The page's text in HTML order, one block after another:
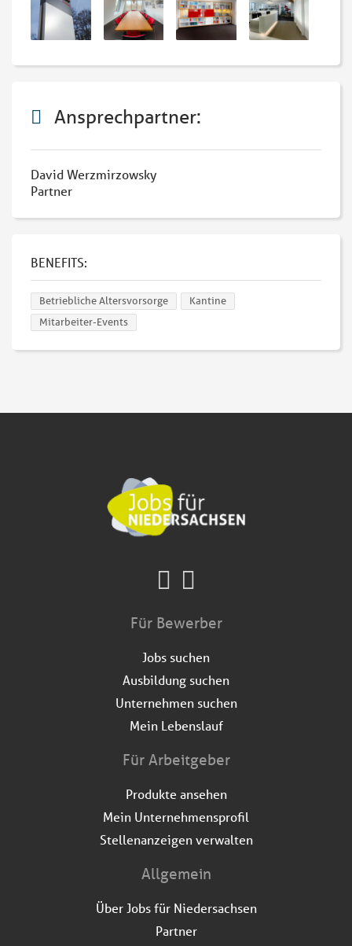
Ansprechpartner:
David Werzmirzowsky
Partner
BENEFITS:
Betriebliche Altersvorsorge
Kantine
Mitarbeiter-Events
Für Bewerber
Jobs suchen
Ausbildung suchen
Unternehmen suchen
Mein Lebenslauf
Für Arbeitgeber
Produkte ansehen
Mein Unternehmensprofil
Stellenanzeigen verwalten
Allgemein
Über Jobs für Niedersachsen
Partner